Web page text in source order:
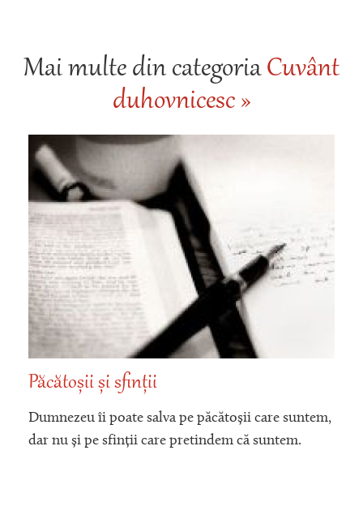
Mai multe din categoriaCuvânt
duhovnicesc »
Păcătoșii și sfinții
Dumnezeu îi poate salva pe păcătoșii care suntem,
dar nu și pe sfinții care pretindem că suntem.